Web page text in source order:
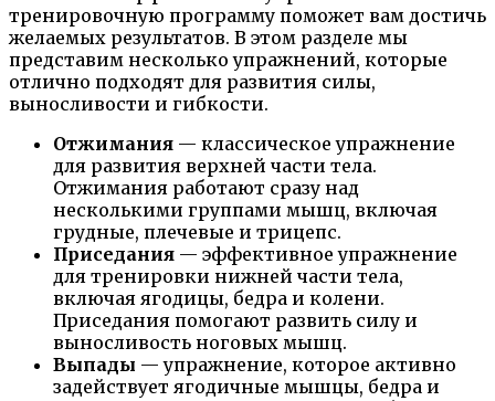
тренировочную программу поможет вам достичь
желаемых результатов. В этом разделе мы
представим несколько упражнений, которые
отлично подходят для развития силы,
выносливости и гибкости.
Отжимания — классическое упражнение
для развития верхней части тела.
Отжимания работают сразу над
несколькими группами мышц, включая
грудные, плечевые и трицепс.
Приседания — эффективное упражнение
для тренировки нижней части тела,
включая ягодицы, бедра и колени.
Приседания помогают развить силу и
выносливость ноговых мышц.
Выпады — упражнение, которое активно
задействует ягодичные мышцы, бедра и